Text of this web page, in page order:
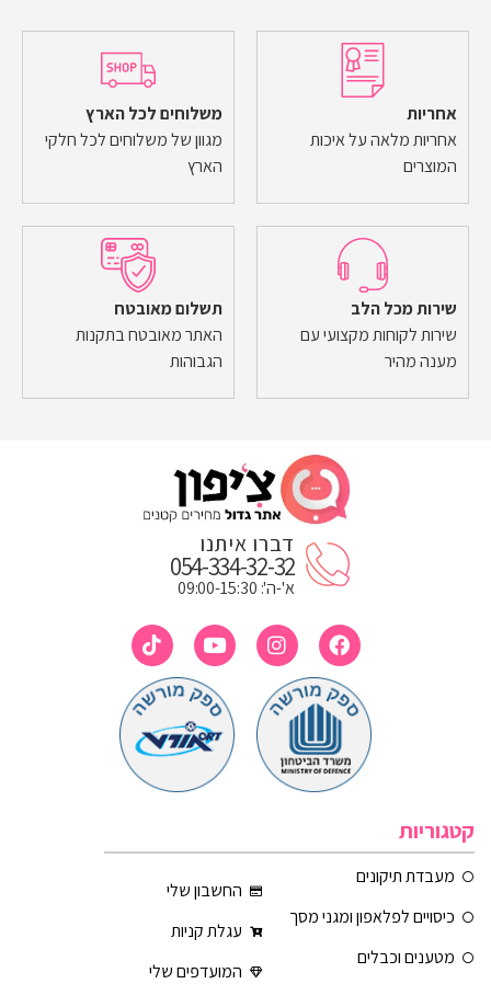
אחריות
אחריות מלאה על איכות
המוצרים
משלוחים לכל הארץ
מגוון של משלוחים לכל חלקי
הארץ
שירות מכל הלב
שירות לקוחות מקצועי עם
מענה מהיר
תשלום מאובטח
האתר מאובטח בתקנות
הגבוהות
דברו איתנו
054-334-32-32
א'-ה': 09:00-15:30
קטגוריות
מעבדת תיקונים
כיסויים לפלאפון ומגני מסך
מטענים וכבלים
החשבון שלי
עגלת קניות
המועדפים שלי